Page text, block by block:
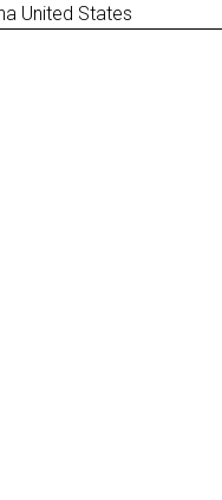
United States